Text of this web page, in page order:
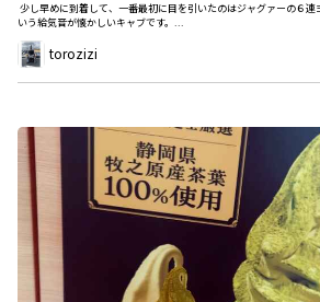
少し早めに到着して、一番最初に目を引いたのはジャグァーの６
いう給気音が懐かしいキャブです。...
torozizi